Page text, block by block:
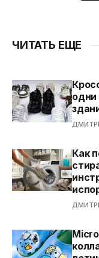
ЧИТАТЬ ЕЩЕ
одни
Как